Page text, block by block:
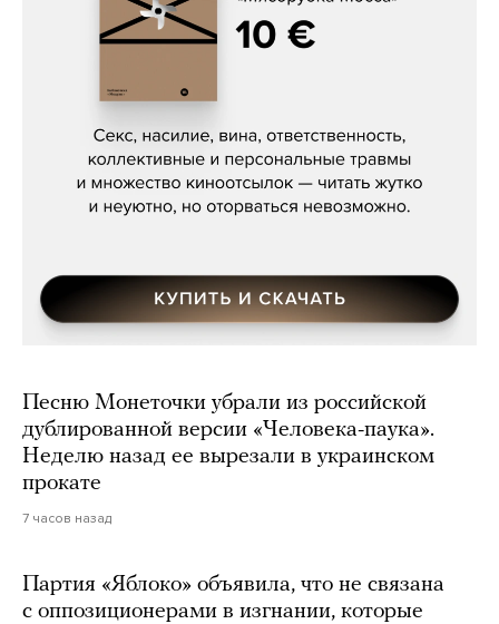
Сергей Кузнецов, «Мясорубка
Песню Монеточки убрали из российской
дублированной версии «Человека-паука».
Неделю назад ее вырезали в украинском
прокате
7 часов назад
Партия «Яблоко» объявила, что не связана
с оппозиционерами в изгнании, которые